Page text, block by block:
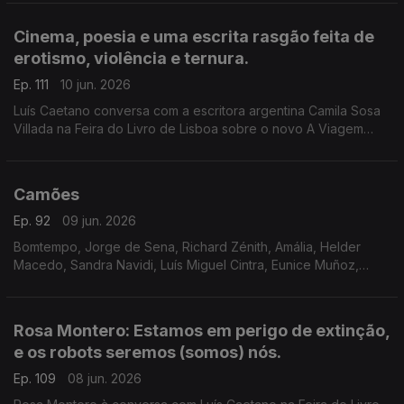
Cinema, poesia e uma escrita rasgão feita de
erotismo, violência e ternura.
Ep. 111
10 jun. 2026
Luís Caetano conversa com a escritora argentina Camila Sosa
Villada na Feira do Livro de Lisboa sobre o novo A Viagem
Camões
Ep. 92
09 jun. 2026
Bomtempo, Jorge de Sena, Richard Zénith, Amália, Helder
Macedo, Sandra Navidi, Luís Miguel Cintra, Eunice Muñoz,
Rosa Montero: Estamos em perigo de extinção,
e os robots seremos (somos) nós.
Ep. 109
08 jun. 2026